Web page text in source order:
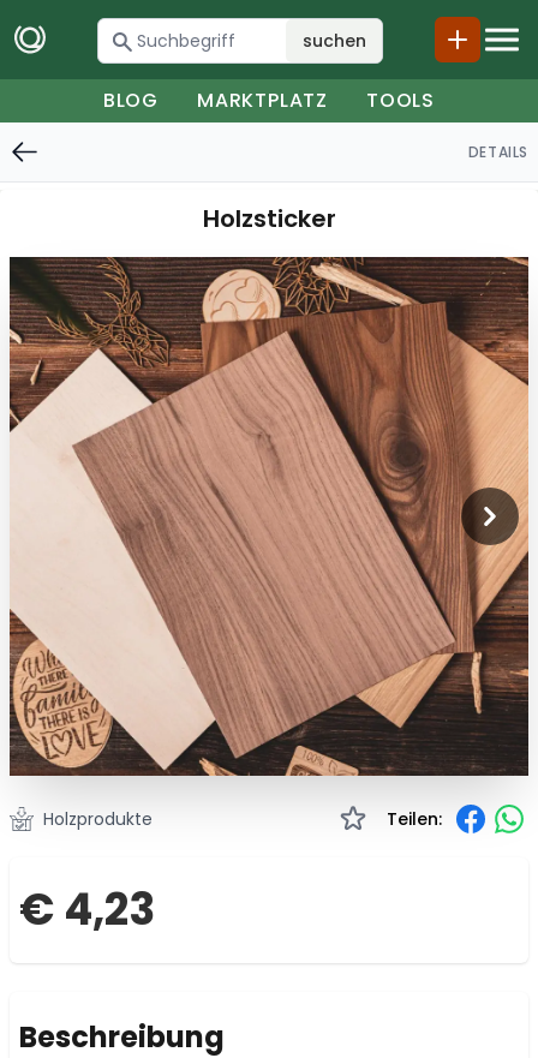
suchen
BLOG MARKTPLATZ TOOLS
DETAILS
Holzsticker
Holzprodukte Teilen:
€ 4,23
Beschreibung